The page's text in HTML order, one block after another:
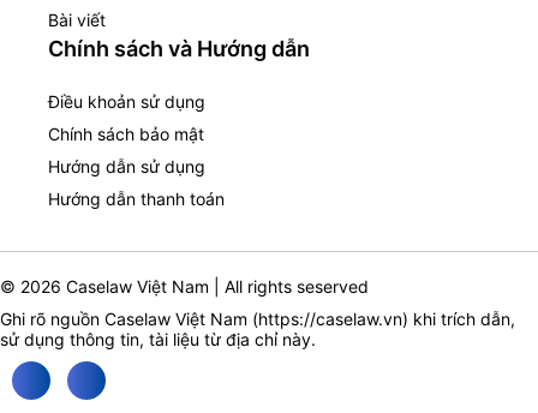
Bài viết
Chính sách và Hướng dẫn
Điều khoản sử dụng
Chính sách bảo mật
Hướng dẫn sử dụng
Hướng dẫn thanh toán
© 2026 Caselaw Việt Nam | All rights seserved
Ghi rõ nguồn Caselaw Việt Nam (https://caselaw.vn) khi trích dẫn,
sử dụng thông tin, tài liệu từ địa chỉ này.